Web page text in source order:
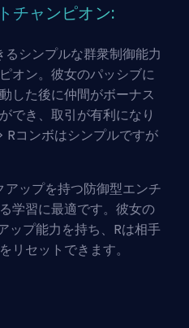
チャンピオン:
シンプルな群衆制御能力
オン。彼女のパッシブに
した後に仲間がボーナス
でき、取引が有利になり
Rコンボはシンプルですが
アップを持つ防御型エンチ
学習に最適です。彼女の
ップ能力を持ち、Rは相手
リセットできます。